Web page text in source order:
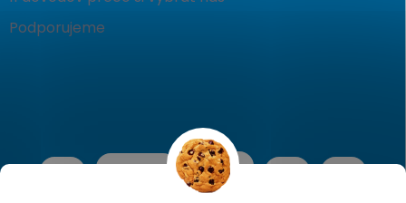
Podporujeme